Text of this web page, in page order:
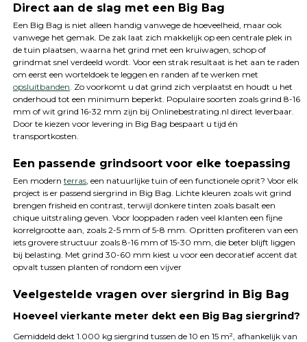
Direct aan de slag met een Big Bag
Een Big Bag is niet alleen handig vanwege de hoeveelheid, maar ook
vanwege het gemak. De zak laat zich makkelijk op een centrale plek in
de tuin plaatsen, waarna het grind met een kruiwagen, schop of
grindmat snel verdeeld wordt. Voor een strak resultaat is het aan te raden
om eerst een worteldoek te leggen en randen af te werken met
opsluitbanden. Zo voorkomt u dat grind zich verplaatst en houdt u het
onderhoud tot een minimum beperkt. Populaire soorten zoals grind 8-16
mm of wit grind 16-32 mm zijn bij Onlinebestrating.nl direct leverbaar.
Door te kiezen voor levering in Big Bag bespaart u tijd én
transportkosten.
Een passende grindsoort voor elke toepassing
Een modern terras, een natuurlijke tuin of een functionele oprit? Voor elk
project is er passend siergrind in Big Bag. Lichte kleuren zoals wit grind
brengen frisheid en contrast, terwijl donkere tinten zoals basalt een
chique uitstraling geven. Voor looppaden raden veel klanten een fijne
korrelgrootte aan, zoals 2-5 mm of 5-8 mm. Opritten profiteren van een
iets grovere structuur zoals 8-16 mm of 15-30 mm, die beter blijft liggen
bij belasting. Met grind 30-60 mm kiest u voor een decoratief accent dat
opvalt tussen planten of rondom een vijver
Veelgestelde vragen over siergrind in Big Bag
Hoeveel vierkante meter dekt een Big Bag siergrind?
Gemiddeld dekt 1.000 kg siergrind tussen de 10 en 15 m², afhankelijk van